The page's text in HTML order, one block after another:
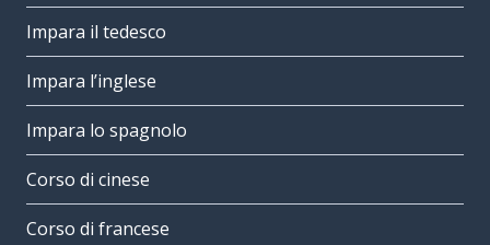
Impara il tedesco
Impara l’inglese
Impara lo spagnolo
Corso di cinese
Corso di francese